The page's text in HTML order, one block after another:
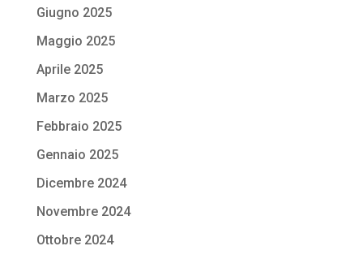
Giugno 2025
Maggio 2025
Aprile 2025
Marzo 2025
Febbraio 2025
Gennaio 2025
Dicembre 2024
Novembre 2024
Ottobre 2024